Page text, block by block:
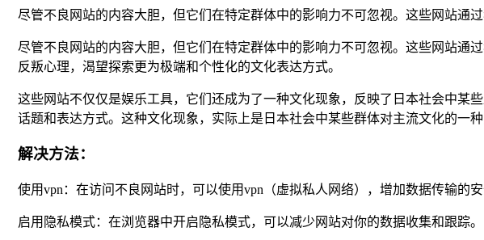
尽管不良网站的内容大胆，但它们在特定群体中的影响力不可忽视。这些网站
尽管不良网站的内容大胆，但它们在特定群体中的影响力不可忽视。这些网站通
反叛心理，渴望探索更为极端和个性化的文化表达方式。
这些网站不仅仅是娱乐工具，它们还成为了一种文化现象，反映了日本社会中某
话题和表达方式。这种文化现象，实际上是日本社会中某些群体对主流文化的一种
解决方法：
使用vpn：在访问不良网站时，可以使用vpn（虚拟私人网络），增加数据传输的
启用隐私模式：在浏览器中开启隐私模式，可以减少网站对你的数据收集和跟踪。